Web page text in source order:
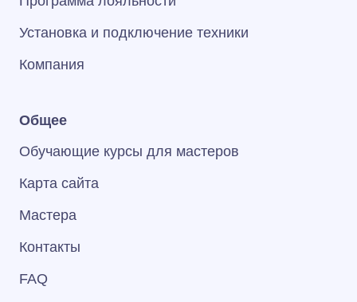
Установка и подключение техники
Компания
Общее
Обучающие курсы для мастеров
Карта сайта
Мастера
Контакты
FAQ